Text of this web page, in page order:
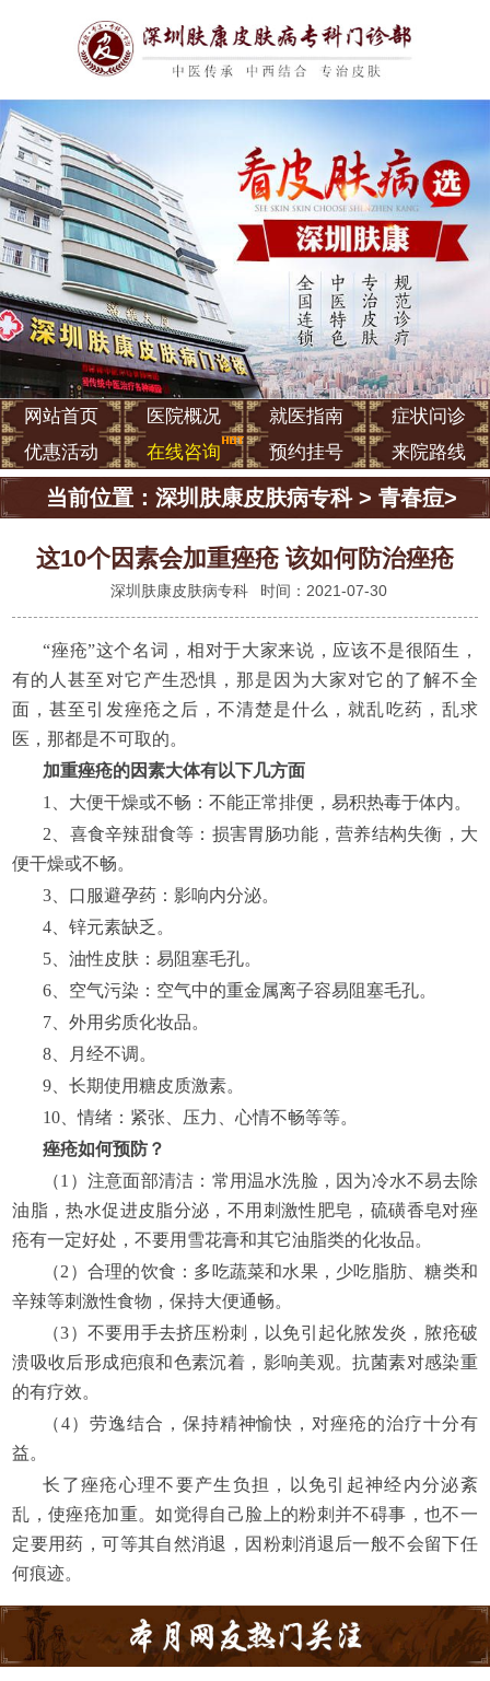
网站首页 医院概况 就医指南
症状问诊
优惠活动
在线咨询 预约挂号 来院路线
当前位置： 深圳肤康皮肤病专科> 青春痘>
这10个因素会加重痤疮 该如何防治痤疮
深圳肤康皮肤病专科 时间：2021-07-30
“痤疮”这个名词，相对于大家来说，应该不是很陌生，
有的人甚至对它产生恐惧，那是因为大家对它的了解不全
面，甚至引发痤疮之后，不清楚是什么，就乱吃药，乱求
医，那都是不可取的。
加重痤疮的因素大体有以下几方面
1、大便干燥或不畅：不能正常排便，易积热毒于体内。
2、喜食辛辣甜食等：损害胃肠功能，营养结构失衡，大
便干燥或不畅。
3、口服避孕药：影响内分泌。
4、锌元素缺乏。
5、油性皮肤：易阻塞毛孔。
6、空气污染：空气中的重金属离子容易阻塞毛孔。
7、外用劣质化妆品。
8、月经不调。
9、长期使用糖皮质激素。
10、情绪：紧张、压力、心情不畅等等。
痤疮如何预防？
（1）注意面部清洁：常用温水洗脸，因为冷水不易去除
油脂，热水促进皮脂分泌，不用刺激性肥皂，硫磺香皂对痤
疮有一定好处，不要用雪花膏和其它油脂类的化妆品。
（2）合理的饮食：多吃蔬菜和水果，少吃脂肪、糖类和
辛辣等刺激性食物，保持大便通畅。
（3）不要用手去挤压粉刺，以免引起化脓发炎，脓疮破
溃吸收后形成疤痕和色素沉着，影响美观。抗菌素对感染重
的有疗效。
（4）劳逸结合，保持精神愉快，对痤疮的治疗十分有
益。
长了痤疮心理不要产生负担，以免引起神经内分泌紊
乱，使痤疮加重。如觉得自己脸上的粉刺并不碍事，也不一
定要用药，可等其自然消退，因粉刺消退后一般不会留下任
何痕迹。